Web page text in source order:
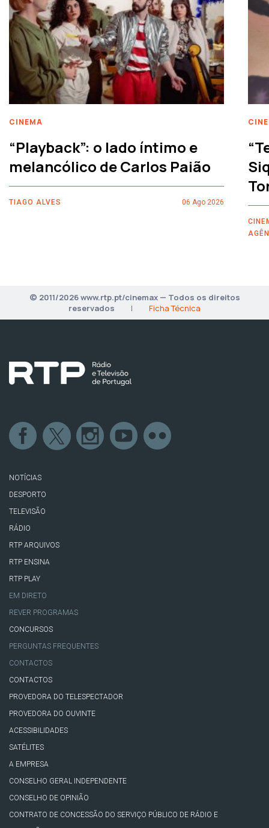
CINEMA
“Playback”: o lado íntimo e
melancólico de Carlos Paião
TIAGO ALVES 06 Ago 2026
© 2011/2026 www.rtp.pt/cinemax — Todos os direitos
reservados
| Ficha Técnica
NOTÍCIAS
DESPORTO
TELEVISÃO
RÁDIO
RTP ARQUIVOS
RTP ENSINA
RTP PLAY
EM DIRETO
REVER PROGRAMAS
CONCURSOS
PERGUNTAS FREQUENTES
CONTACTOS
CONTACTOS
PROVEDORA DO TELESPECTADOR
PROVEDORA DO OUVINTE
ACESSIBILIDADES
SATÉLITES
A EMPRESA
CONSELHO GERAL INDEPENDENTE
CONSELHO DE OPINIÃO
CONTRATO DE CONCESSÃO DO SERVIÇO PÚBLICO DE RÁDIO E